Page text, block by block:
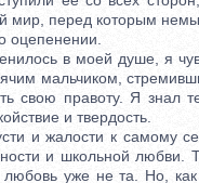
мир, перед которым
оцепенении.
в моей душе, я
мальчиком,
свою правоту. Я знал
и твердость.
и жалости к самому
и школьной любви.
уже не та. Но,